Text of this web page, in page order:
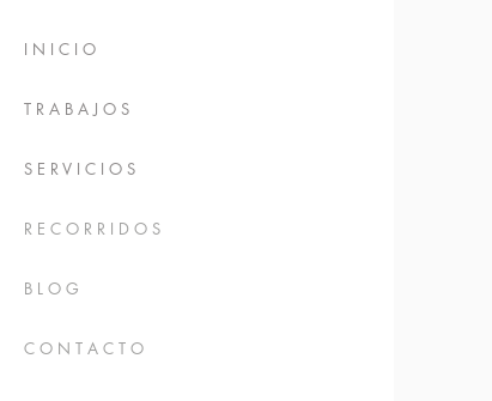
C O N T A C T O
B L O G
R E C O R R I D O S
S E R V I C I O S
T R A B A J O S
I N I C I O